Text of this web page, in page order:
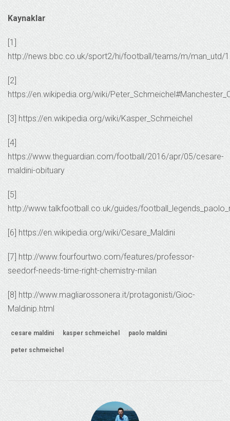
Kaynaklar
[1]
http://news.bbc.co.uk/sport2/hi/football/teams/m/man_utd/
[2]
https://en.wikipedia.org/wiki/
[3] https://en.wikipedia.org/wiki/Kasper_Schmeichel
[4]
https://www.theguardian.com/football/2016/apr/05/cesare-
maldini-obituary
[5]
http://www.talkfootball.co.uk/guides/
[6] https://en.wikipedia.org/wiki/Cesare_Maldini
[7] http://www.fourfourtwo.com/features/professor-
seedorf-needs-time-right-chemistry-milan
[8] http://www.magliarossonera.it/protagonisti/Gioc-
Maldinip.html
cesare maldini kasper schmeichel paolo maldini
peter schmeichel